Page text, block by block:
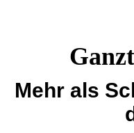
Mehr als